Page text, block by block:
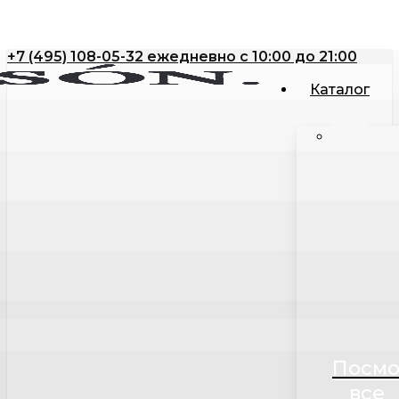
main
content
+7 (495) 108-05-32 ежедневно с 10:00 до 21:00
Каталог
все